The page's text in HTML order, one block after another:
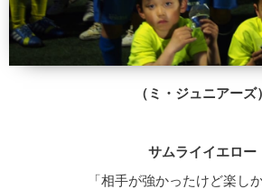
（ミ・ジュニアーズ）
サムライイエロー
「相手が強かったけど楽し